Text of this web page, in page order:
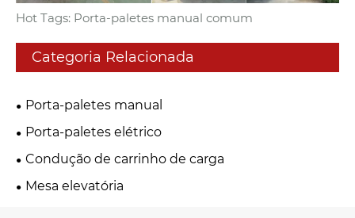
Hot Tags: Porta-paletes manual comum
Categoria Relacionada
Porta-paletes manual
Porta-paletes elétrico
Condução de carrinho de carga
Mesa elevatória